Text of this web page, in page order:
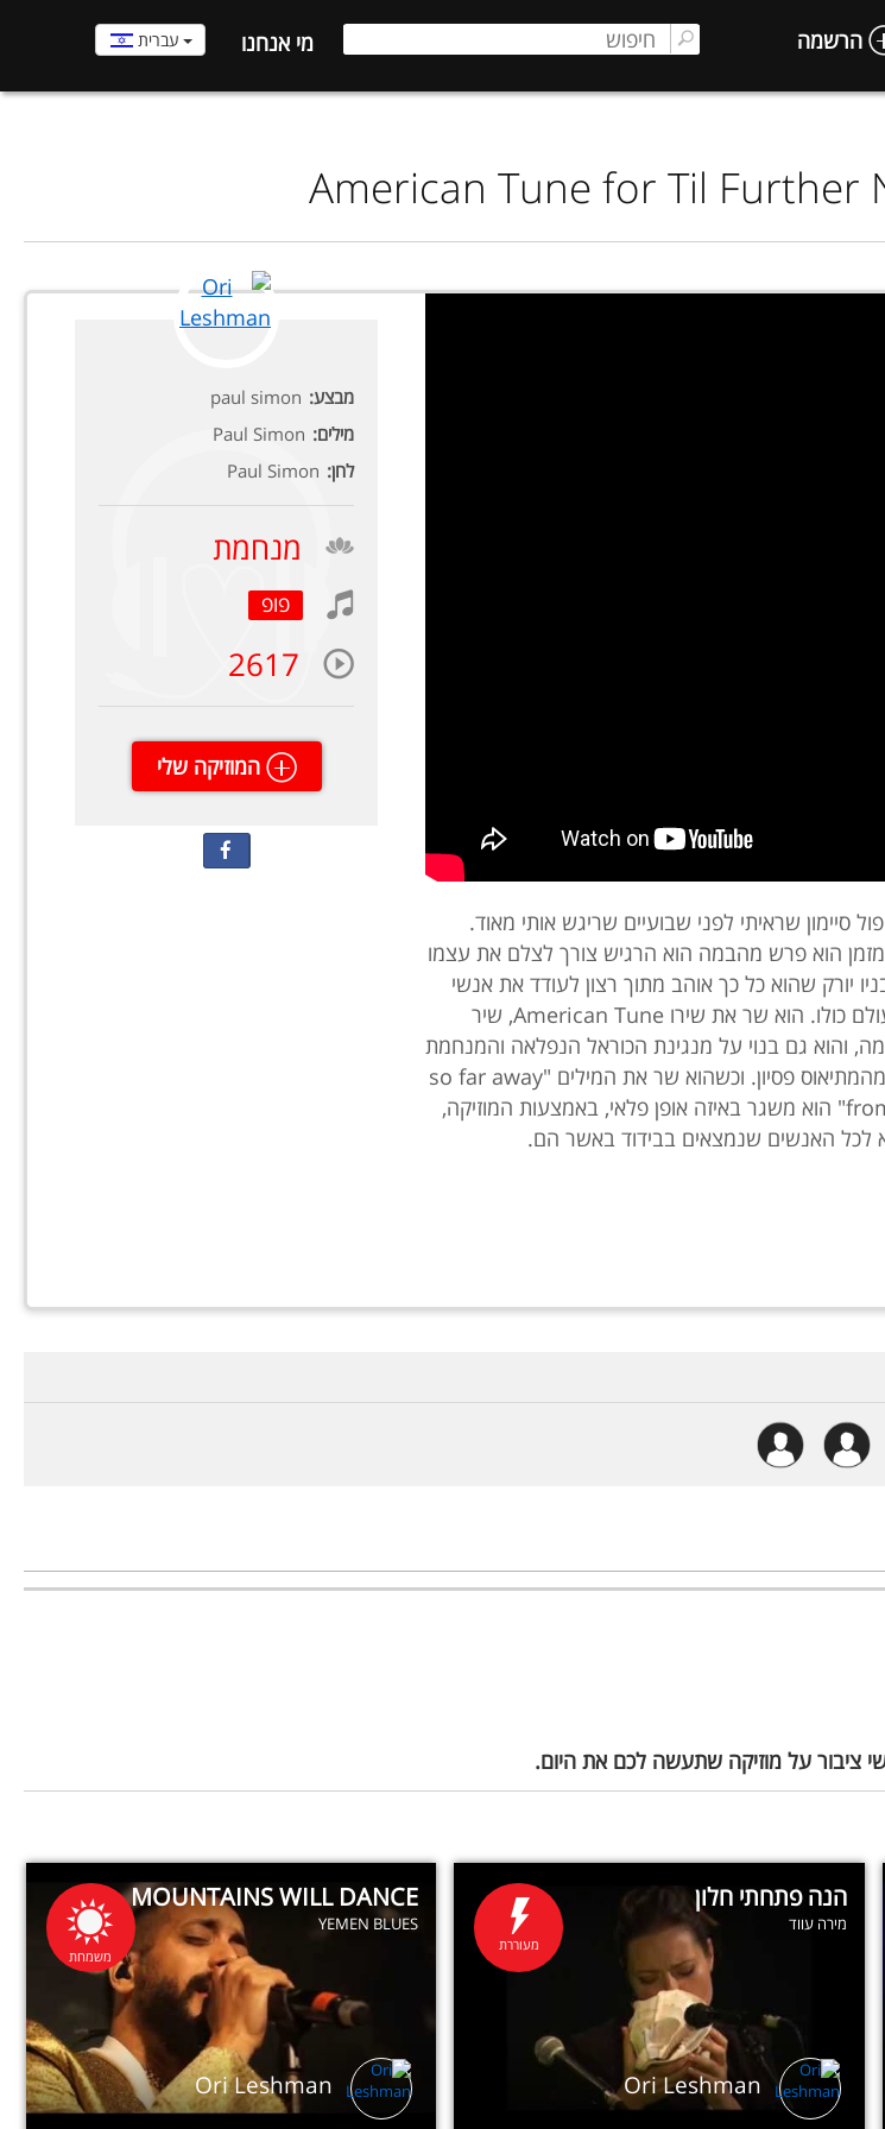
הרשמה מי אנחנו עברית
American Tune for Til Further
סיימון שראיתי לפני שבועיים שריגש אותי מאוד.
הוא פרש מהבמה הוא הרגיש צורך לצלם את עצמו
יורק שהוא כל כך אוהב מתוך רצון לעודד את אנשי
העיר והעולם כולו. הוא שר את שירו American Tune, שיר
והוא גם בנוי על מנגינת הכוראל הנפלאה והמנחמת
של באך מהמתיאוס פסיון. וכשהוא שר את המילים "so far away
from home" הוא משגר באיזה אופן פלאי, באמצעות המוזיקה,
לכל האנשים שנמצאים בבידוד באשר הם.
מבצע: paul simon
מילים: Paul Simon
לחן: Paul Simon
מנחמת
פופ
2617
המוזיקה שלי
ציבור על מוזיקה שתעשה לכם את היום.
הנה פתחתי חלון
מירה עווד
מעוררת
Ori Leshman
MOUNTAINS WILL DANCE
YEMEN BLUES
משמחת
Ori Leshman